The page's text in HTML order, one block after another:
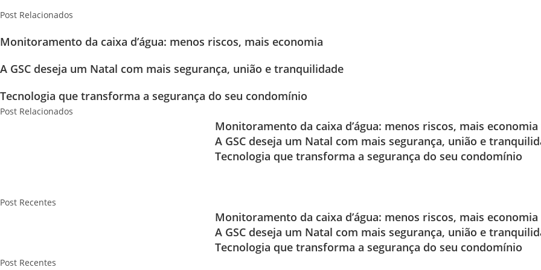
Post Relacionados
Monitoramento da caixa d’água: menos riscos, mais economia
A GSC deseja um Natal com mais segurança, união e tranquilidade
Tecnologia que transforma a segurança do seu condomínio
Post Relacionados
Monitoramento da caixa d’água: menos riscos, mais economia
A GSC deseja um Natal com mais segurança, união e
Tecnologia que transforma a segurança do seu condomínio
Post Recentes
Monitoramento da caixa d’água: menos riscos, mais economia
A GSC deseja um Natal com mais segurança, união e
Tecnologia que transforma a segurança do seu condomínio
Post Recentes